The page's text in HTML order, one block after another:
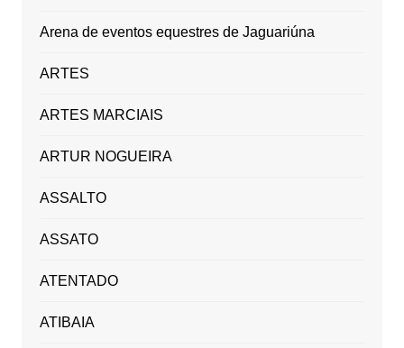
Arena de eventos equestres de Jaguariúna
ARTES
ARTES MARCIAIS
ARTUR NOGUEIRA
ASSALTO
ASSATO
ATENTADO
ATIBAIA